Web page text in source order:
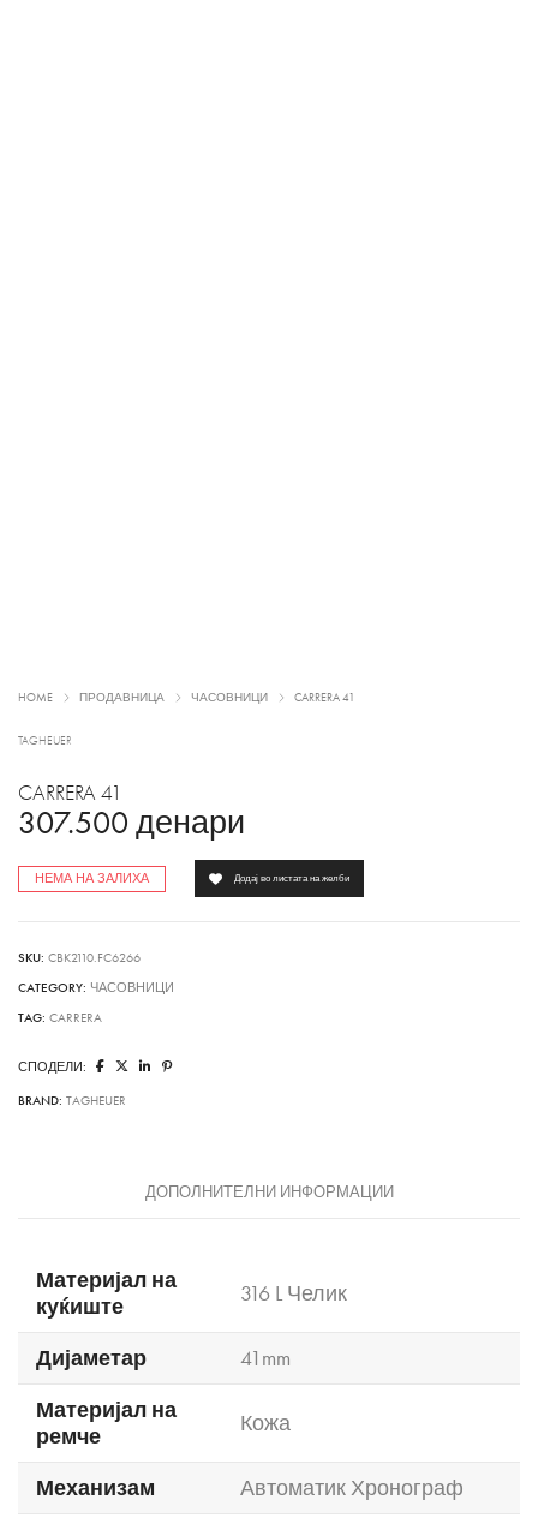
HOME ПРОДАВНИЦА ЧАСОВНИЦИ CARRERA 41
TAGHEUER
CARRERA 41
307.500 денари
НЕМА НА ЗАЛИХА Додај во листата на желби
SKU: CBK2110.FC6266
CATEGORY: ЧАСОВНИЦИ
TAG: CARRERA
СПОДЕЛИ:
BRAND: TAGHEUER
ДОПОЛНИТЕЛНИ ИНФОРМАЦИИ
Материјал на
куќиште
316 L Челик
Дијаметар
41mm
Материјал на
ремче
Кожа
Механизам
Автоматик Хронограф